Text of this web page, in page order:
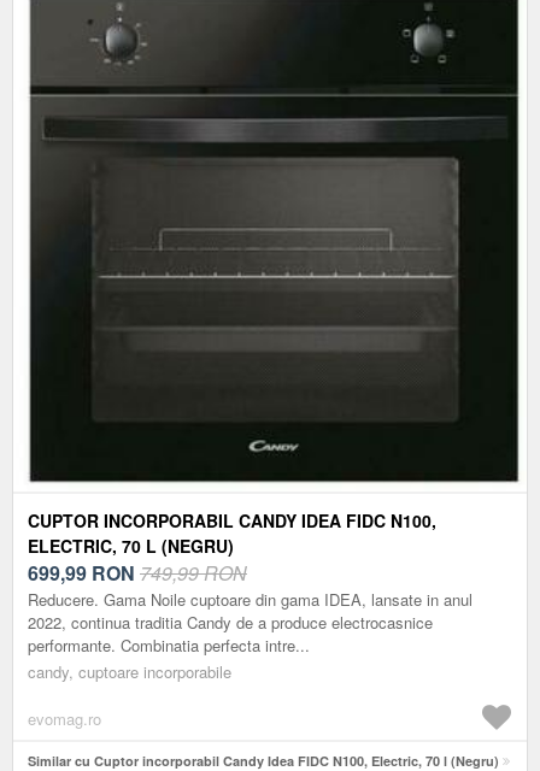
CUPTOR INCORPORABIL CANDY IDEA FIDC N100,
ELECTRIC, 70 L (NEGRU)
699,99 RON 749,99 RON
Reducere. Gama Noile cuptoare din gama IDEA, lansate in anul
2022, continua traditia Candy de a produce electrocasnice
performante. Combinatia perfecta intre...
candy, cuptoare incorporabile
evomag.ro
Similar cu Cuptor incorporabil Candy Idea FIDC N100, Electric, 70 l (Negru)